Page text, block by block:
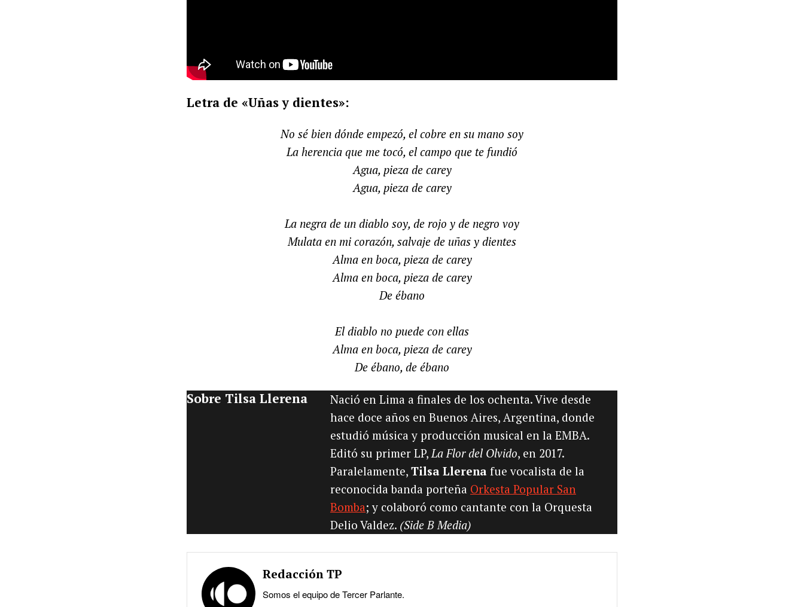
Letra de «Uñas y dientes»:
No sé bien dónde empezó, el cobre en su mano soy
La herencia que me tocó, el campo que te fundió
Agua, pieza de carey
Agua, pieza de carey
La negra de un diablo soy, de rojo y de negro voy
Mulata en mi corazón, salvaje de uñas y dientes
Alma en boca, pieza de carey
Alma en boca, pieza de carey
De ébano
El diablo no puede con ellas
Alma en boca, pieza de carey
De ébano, de ébano
Sobre Tilsa Llerena
Nació en Lima a finales de los ochenta. Vive desde
hace doce años en Buenos Aires, Argentina, donde
estudió música y producción musical en la EMBA.
Editó su primer LP, La Flor del Olvido, en 2017.
Paralelamente, Tilsa Llerenafue vocalista de la
reconocida banda porteña Orkesta Popular San
Bomba; y colaboró como cantante con la Orquesta
Delio Valdez. (Side B Media)
Redacción TP
Somos el equipo de Tercer Parlante.